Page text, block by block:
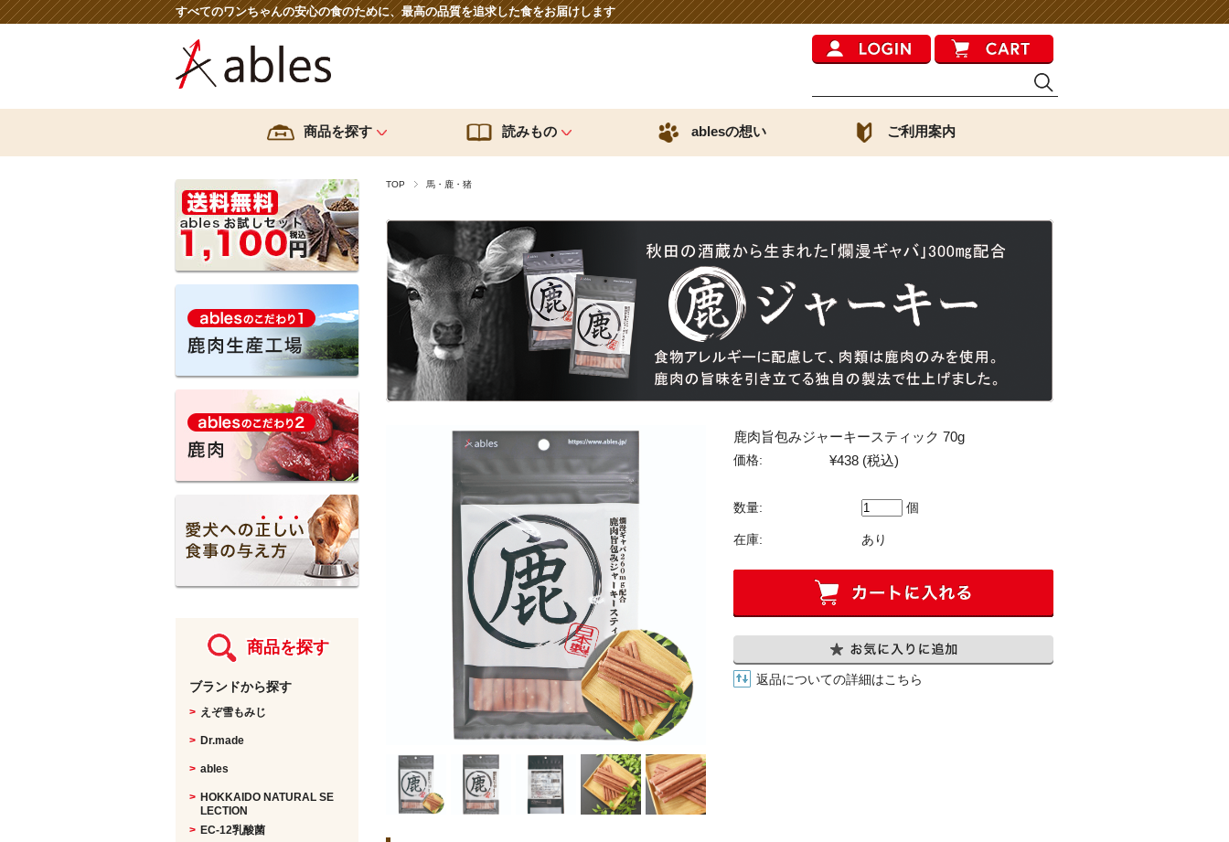
すべてのワンちゃんの安心の食のために、最高の品質を追求した食をお届けします
商品を探す
ブランドから探す
えぞ雪もみじ
Dr.made
HOKKAIDO NATURAL
SELECTION
EC-12乳酸菌
馬・鹿・猪
KURO
盲導犬支援チャリティーグッズ
Other items
nyakokoro
送料無料お試しセット
ごはんのトッピング
サプリメント
おやつ
アパレル
免疫力
皮膚被毛
読みもの
鹿肉生産工場へのこだわり
難消化性デキストリンのちから
ablesの想い ご利用案内
TOP 馬・鹿・猪
鹿肉旨包みジャーキースティック 70g
価格: ¥438 (税込)
数量: 個
在庫: あり
返品についての詳細はこちら
商品を探す
ブランドから探す
えぞ雪もみじ
Dr.made
ables
HOKKAIDO NATURAL SE
LECTION
EC-12乳酸菌